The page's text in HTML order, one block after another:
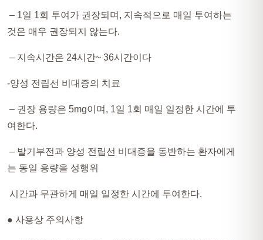
– 1일 1회 투여가 권장되며, 지속적으로 매일 투여하는
것은 매우 권장되지 않는다.
– 지속시간은 24시간~ 36시간이다
-양성 전립선 비대증의 치료
– 권장 용량은 5mg이며, 1일 1회 매일 일정한 시간에 투
여한다.
– 발기부전과 양성 전립선 비대증을 동반하는 환자에게
는 동일 용량을 성행위
시간과 무관하게 매일 일정한 시간에 투여한다.
● 사용상 주의사항​